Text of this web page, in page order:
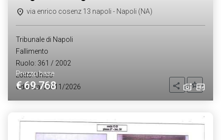
Prezzo base
€ 69.768
via enrico cosenz 13 napoli - Napoli (NA)
Tribunale di Napoli
Fallimento
Ruolo: 361 / 2002
Lotto: Unico
Udienza: 26/11/2026
Condividi